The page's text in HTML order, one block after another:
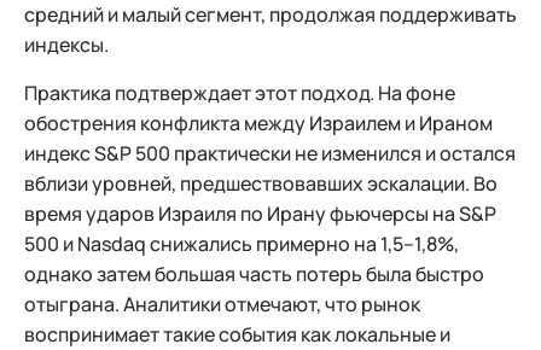
средний и малый сегмент, продолжая поддерживать
индексы.
Практика подтверждает этот подход. На фоне
обострения конфликта между Израилем и Ираном
индекс S&P 500 практически не изменился и остался
вблизи уровней, предшествовавших эскалации. Во
время ударов Израиля по Ирану фьючерсы на S&P
500 и Nasdaq снижались примерно на 1,5–1,8%,
однако затем большая часть потерь была быстро
отыграна. Аналитики отмечают, что рынок
воспринимает такие события как локальные и